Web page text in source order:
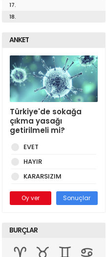
17.
18.
ANKET
Türkiye'de sokağa
çıkma yasağı
getirilmeli mi?
EVET
HAYIR
KARARSIZIM
Oy ver Sonuçlar
BURÇLAR